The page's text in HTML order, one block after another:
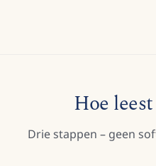
Hoe
Drie stappen – geen